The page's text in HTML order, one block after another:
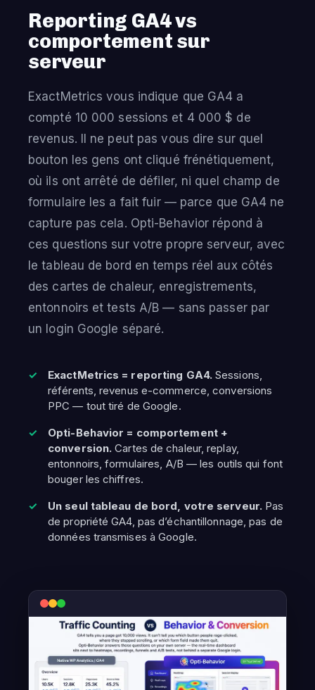
Reporting GA4 vs
comportement sur
serveur
ExactMetrics vous indique que GA4 a
compté 10 000 sessions et 4 000 $ de
revenus. Il ne peut pas vous dire sur quel
bouton les gens ont cliqué frénétiquement,
où ils ont arrêté de défiler, ni quel champ de
formulaire les a fait fuir — parce que GA4 ne
capture pas cela. Opti-Behavior répond à
ces questions sur votre propre serveur, avec
le tableau de bord en temps réel aux côtés
des cartes de chaleur, enregistrements,
entonnoirs et tests A/B — sans passer par
un login Google séparé.
ExactMetrics = reporting GA4. Sessions,
référents, revenus e-commerce, conversions
PPC — tout tiré de Google.
Opti-Behavior = comportement +
conversion. Cartes de chaleur, replay,
entonnoirs, formulaires, A/B — les outils qui font
bouger les chiffres.
Un seul tableau de bord, votre serveur. Pas
de propriété GA4, pas d’échantillonnage, pas de
données transmises à Google.